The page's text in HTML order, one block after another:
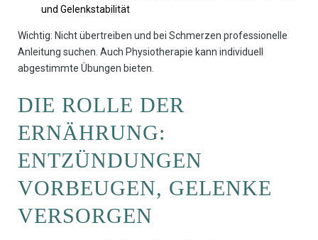
und Gelenkstabilität
Wichtig: Nicht übertreiben und bei Schmerzen professionelle
Anleitung suchen. Auch Physiotherapie kann individuell
abgestimmte Übungen bieten.
DIE ROLLE DER
ERNÄHRUNG:
ENTZÜNDUNGEN
VORBEUGEN, GELENKE
VERSORGEN